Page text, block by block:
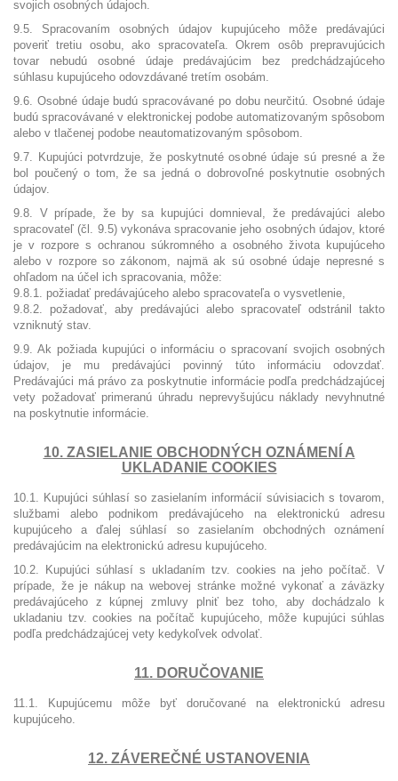
svojich osobných údajoch.
9.5. Spracovaním osobných údajov kupujúceho môže predávajúci
poveriť tretiu osobu, ako spracovateľa. Okrem osôb prepravujúcich
tovar nebudú osobné údaje predávajúcim bez predchádzajúceho
súhlasu kupujúceho odovzdávané tretím osobám.
9.6. Osobné údaje budú spracovávané po dobu neurčitú. Osobné údaje
budú spracovávané v elektronickej podobe automatizovaným spôsobom
alebo v tlačenej podobe neautomatizovaným spôsobom.
9.7. Kupujúci potvrdzuje, že poskytnuté osobné údaje sú presné a že
bol poučený o tom, že sa jedná o dobrovoľné poskytnutie osobných
údajov.
9.8. V prípade, že by sa kupujúci domnieval, že predávajúci alebo
spracovateľ (čl. 9.5) vykonáva spracovanie jeho osobných údajov, ktoré
je v rozpore s ochranou súkromného a osobného života kupujúceho
alebo v rozpore so zákonom, najmä ak sú osobné údaje nepresné s
ohľadom na účel ich spracovania, môže:
9.8.1. požiadať predávajúceho alebo spracovateľa o vysvetlenie,
9.8.2. požadovať, aby predávajúci alebo spracovateľ odstránil takto
vzniknutý stav.
9.9. Ak požiada kupujúci o informáciu o spracovaní svojich osobných
údajov, je mu predávajúci povinný túto informáciu odovzdať.
Predávajúci má právo za poskytnutie informácie podľa predchádzajúcej
vety požadovať primeranú úhradu neprevyšujúcu náklady nevyhnutné
na poskytnutie informácie.
10. ZASIELANIE OBCHODNÝCH OZNÁMENÍ A
UKLADANIE COOKIES
10.1. Kupujúci súhlasí so zasielaním informácií súvisiacich s tovarom,
službami alebo podnikom predávajúceho na elektronickú adresu
kupujúceho a ďalej súhlasí so zasielaním obchodných oznámení
predávajúcim na elektronickú adresu kupujúceho.
10.2. Kupujúci súhlasí s ukladaním tzv. cookies na jeho počítač. V
prípade, že je nákup na webovej stránke možné vykonať a záväzky
predávajúceho z kúpnej zmluvy plniť bez toho, aby dochádzalo k
ukladaniu tzv. cookies na počítač kupujúceho, môže kupujúci súhlas
podľa predchádzajúcej vety kedykoľvek odvolať.
11. DORUČOVANIE
11.1. Kupujúcemu môže byť doručované na elektronickú adresu
kupujúceho.
12. ZÁVEREČNÉ USTANOVENIA